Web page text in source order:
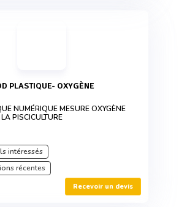
NUMÉRIQUE MESURE OXYGÈNE
PISCICULTURE
intéressés
récentes
Recevoir un devis